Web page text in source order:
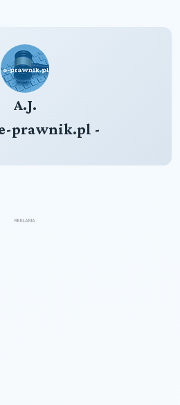
A.J.
e-prawnik.pl -
REKLAMA